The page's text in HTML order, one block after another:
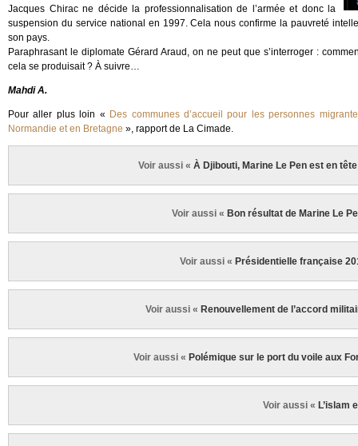
Jacques Chirac ne décide la professionnalisation de l’armée et donc la
suspension du service national en 1997. Cela nous confirme la pauvreté
son pays.
Paraphrasant le diplomate Gérard Araud, on ne peut que s’interroger :
cela se produisait ? À suivre…
Mahdi A.
Pour aller plus loin « Des communes d’accueil pour les personnes
Normandie et en Bretagne », rapport de La Cimade.
Voir aussi « À Djibouti, Marine Le Pen est en
Voir aussi « Bon résultat de Marine Le
Voir aussi « Présidentielle française
Voir aussi « Renouvellement de l’accord
Voir aussi « Polémique sur le port du voile aux
Voir aussi « L’islam